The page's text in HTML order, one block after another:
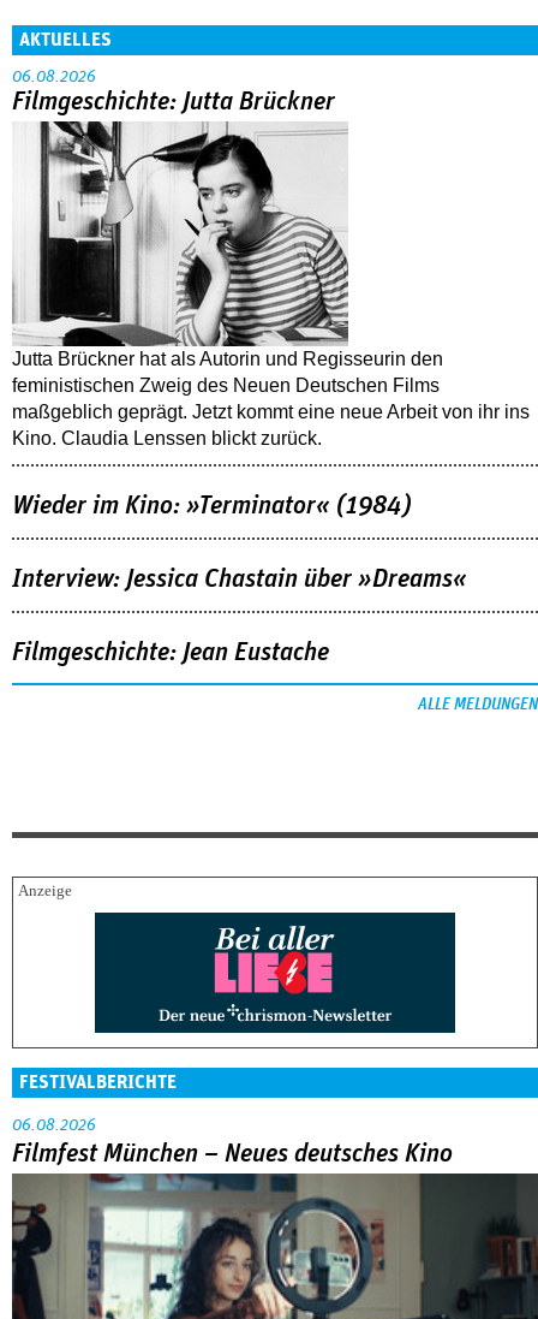
AKTUELLES
06.08.2026
Filmgeschichte: Jutta Brückner
Jutta Brückner hat als Autorin und Regisseurin den
feministischen Zweig des Neuen Deutschen Films
maßgeblich geprägt. Jetzt kommt eine neue Arbeit von ihr ins
Kino. Claudia Lenssen blickt zurück.
Wieder im Kino: »Terminator« (1984)
Interview: Jessica Chastain über »Dreams«
Filmgeschichte: Jean Eustache
ALLE MELDUNGEN
FESTIVALBERICHTE
06.08.2026
Filmfest München – Neues deutsches Kino